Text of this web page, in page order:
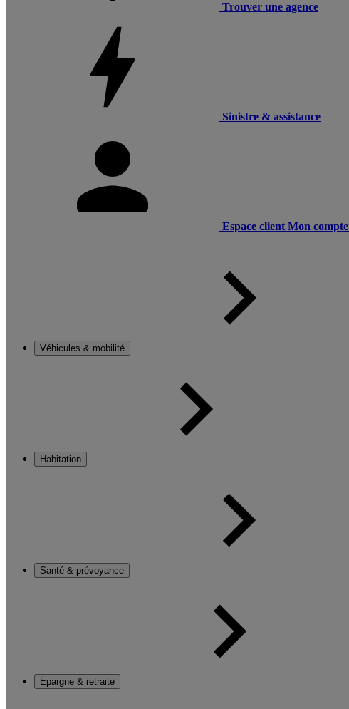
Trouver une agence
Sinistre & assistance
Espace client Mon compte
Véhicules & mobilité
Habitation
Santé & prévoyance
Épargne & retraite